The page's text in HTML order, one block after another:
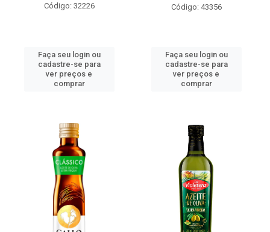
Código: 32226
Faça seu login ou
cadastre-se para
ver preços e
comprar
Código: 43356
Faça seu login ou
cadastre-se para
ver preços e
comprar